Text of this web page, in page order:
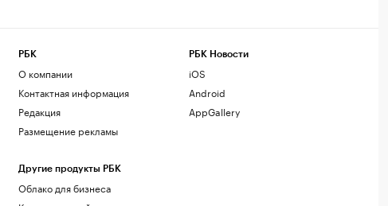
РБК
О компании
Контактная информация
Редакция
Размещение рекламы
Другие продукты РБК
Облако для бизнеса
РБК Новости
iOS
Android
AppGallery